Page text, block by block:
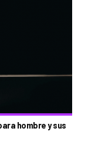
hombre y sus